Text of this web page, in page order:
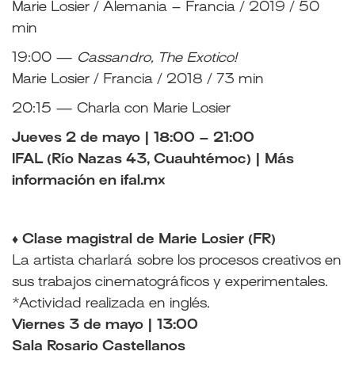
Marie Losier / Alemania – Francia / 2019 / 50
min
19:00 — Cassandro, The Exotico!
Marie Losier / Francia / 2018 / 73 min
20:15 — Charla con Marie Losier
Jueves 2 de mayo | 18:00 – 21:00
IFAL (Río Nazas 43, Cuauhtémoc) | Más
información en ifal.mx
♦ Clase magistral de Marie Losier (FR)
La artista charlará sobre los procesos creativos en
sus trabajos cinematográficos y experimentales.
*Actividad realizada en inglés.
Viernes 3 de mayo | 13:00
Sala Rosario Castellanos